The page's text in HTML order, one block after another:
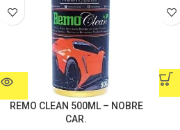
REMO CLEAN 500ML – NOBRE
CAR.